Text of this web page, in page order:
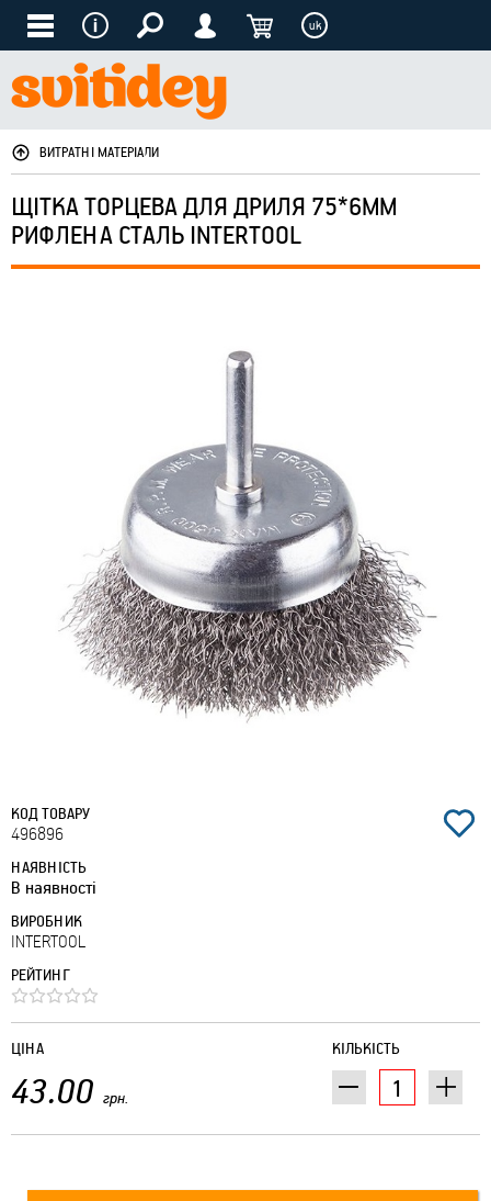
uk
ВИТРАТНІ МАТЕРІАЛИ
ЩІТКА ТОРЦЕВА ДЛЯ ДРИЛЯ 75*6ММ
РИФЛЕНА СТАЛЬ INTERTOOL
КОД ТОВАРУ
496896
НАЯВНІСТЬ
В наявності
ВИРОБНИК
INTERTOOL
РЕЙТИНГ
КІЛЬКІСТЬ
ЦІНА
43.00 грн.